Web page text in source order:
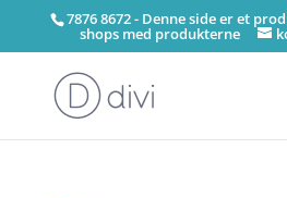
7876 8672 - Denne side er et
shops med produkterne